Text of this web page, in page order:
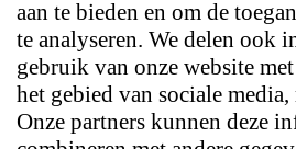
aan te bieden en om de
te analyseren. We delen ook
gebruik van onze website
het gebied van sociale media,
Onze partners kunnen deze